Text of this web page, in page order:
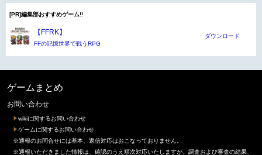
[PR]編集部おすすめゲーム!!
【FFRK】
FFの記憶世界で戦うRPG
ダウンロード
ゲームまとめ
お問い合わせ
wikiに関するお問い合わせ
ゲームに関するお問い合わせ
※通報のお問合せには基本、返信対応はおこなっておりません。
※通報いただきました情報は、確認のうえ順次対応いたしますが、調査および審査の結果、